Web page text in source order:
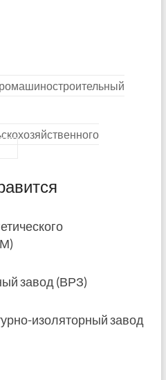
завод (ВРЗ)
изоляторный завод